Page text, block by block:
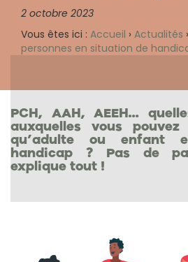
2 octobre 2023
Vous êtes ici : Accueil › Actualités ›
personnes en situation de
PCH, AAH, AEEH…
auxquelles vous
qu’adulte ou enfant
handicap ? Pas de
explique tout !